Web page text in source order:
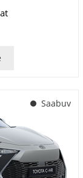
Saabuv